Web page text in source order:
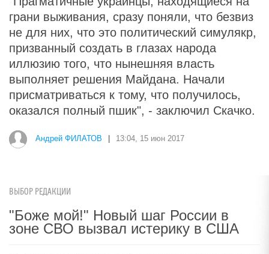
грани выживания, сразу поняли, что безвиз
не для них, что это политический симулякр,
призванный создать в глазах народа
иллюзию того, что нынешняя власть
выполняет решения Майдана. Начали
присматриваться к тому, что получилось,
оказался полный пшик", - заключил Скачко.
Андрей ФИЛАТОВ 13:04, 15 июн 2017
ВЫБОР РЕДАКЦИИ
"Боже мой!" Новый шаг России в
зоне СВО вызвал истерику в США